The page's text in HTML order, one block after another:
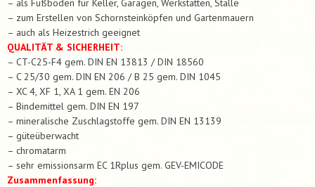
– als Fußboden für Keller, Garagen, Werkstätten, Ställe
– zum Erstellen von Schornsteinköpfen und Gartenmauern
– auch als Heizestrich geeignet
QUALITÄT & SICHERHEIT:
– CT-C25-F4 gem. DIN EN 13813 / DIN 18560
– C 25/30 gem. DIN EN 206 / B 25 gem. DIN 1045
– XC 4, XF 1, XA 1 gem. EN 206
– Bindemittel gem. DIN EN 197
– mineralische Zuschlagstoffe gem. DIN EN 13139
– güteüberwacht
– chromatarm
– sehr emissionsarm EC 1Rplus gem. GEV-EMICODE
Zusammenfassung: